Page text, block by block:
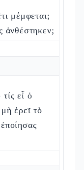
μέμφεται;
ἀνθέστηκεν;
εἶ ὁ
ἐρεῖ τὸ